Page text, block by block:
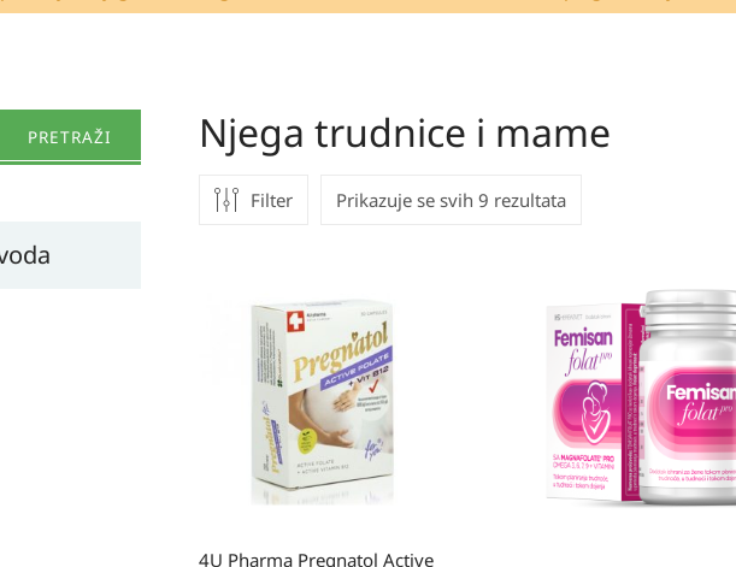
Njega trudnice i mame
Filter Prikazuje se svih 9 rezultata
4U Pharma Pregnatol Active
PRETRAŽI